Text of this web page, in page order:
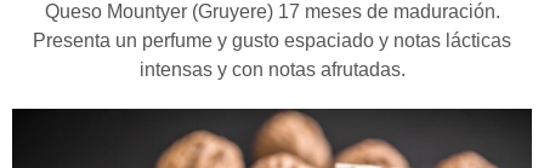
Queso Mountyer (Gruyere) 17 meses de maduración.
Presenta un perfume y gusto espaciado y notas lácticas
intensas y con notas afrutadas.